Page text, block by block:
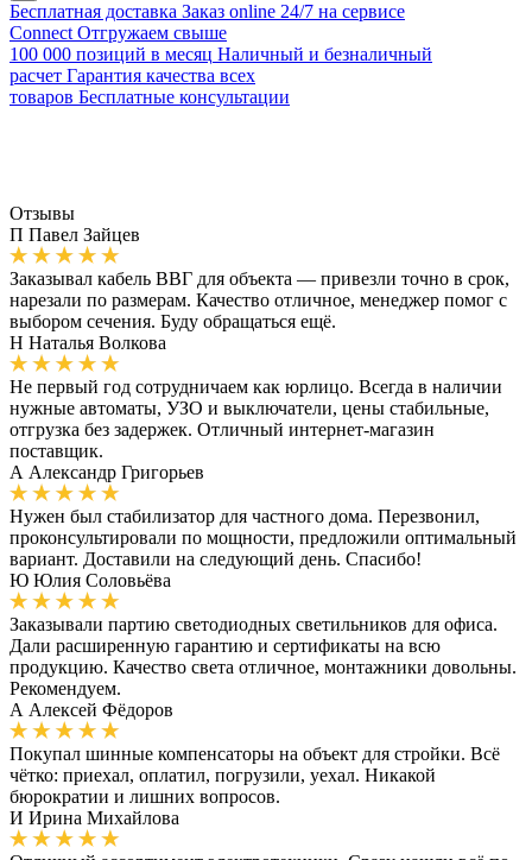
Бесплатная доставка Заказ online 24/7 на сервисе
Connect Отгружаем свыше
100 000 позиций в месяц Наличный и безналичный
расчет Гарантия качества всех
товаров Бесплатные консультации
Отзывы
П Павел Зайцев
Заказывал кабель ВВГ для объекта — привезли точно в срок,
нарезали по размерам. Качество отличное, менеджер помог с
выбором сечения. Буду обращаться ещё.
Н Наталья Волкова
Не первый год сотрудничаем как юрлицо. Всегда в наличии
нужные автоматы, УЗО и выключатели, цены стабильные,
отгрузка без задержек. Отличный интернет-магазин
поставщик.
А Александр Григорьев
Нужен был стабилизатор для частного дома. Перезвонил,
проконсультировали по мощности, предложили оптимальный
вариант. Доставили на следующий день. Спасибо!
Ю Юлия Соловьёва
Заказывали партию светодиодных светильников для офиса.
Дали расширенную гарантию и сертификаты на всю
продукцию. Качество света отличное, монтажники довольны.
Рекомендуем.
А Алексей Фёдоров
Покупал шинные компенсаторы на объект для стройки. Всё
чётко: приехал, оплатил, погрузили, уехал. Никакой
бюрократии и лишних вопросов.
И Ирина Михайлова